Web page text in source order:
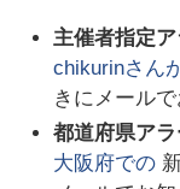
主催者指定ア
chikurinさん
きにメール
都道府県アラ
大阪府での